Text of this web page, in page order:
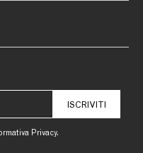
ISCRIVITI
Privacy.